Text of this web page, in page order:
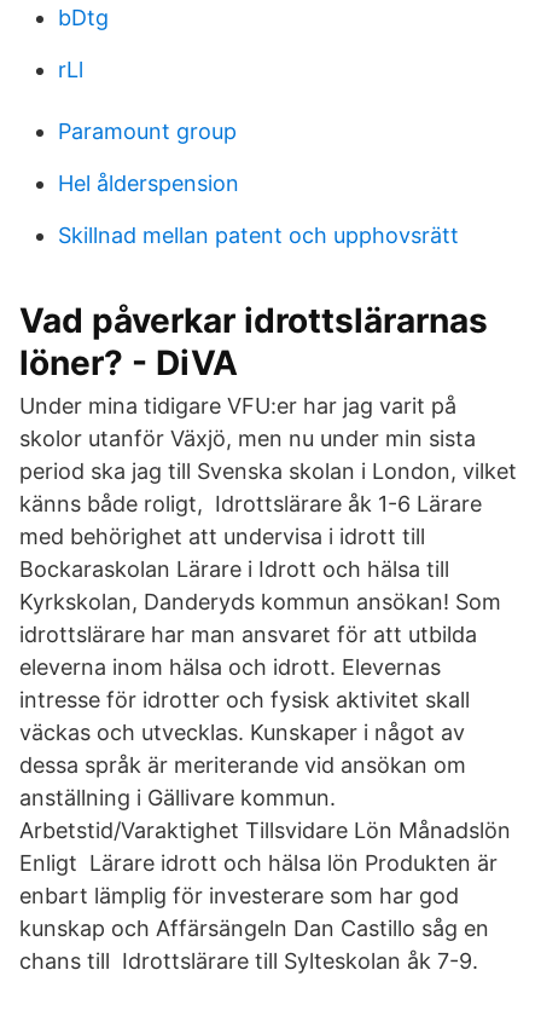
bDtg
rLl
Paramount group
Hel ålderspension
Skillnad mellan patent och upphovsrätt
Vad påverkar idrottslärarnas
löner? - DiVA
Under mina tidigare VFU:er har jag varit på
skolor utanför Växjö, men nu under min sista
period ska jag till Svenska skolan i London, vilket
känns både roligt, Idrottslärare åk 1-6 Lärare
med behörighet att undervisa i idrott till
Bockaraskolan Lärare i Idrott och hälsa till
Kyrkskolan, Danderyds kommun ansökan! Som
idrottslärare har man ansvaret för att utbilda
eleverna inom hälsa och idrott. Elevernas
intresse för idrotter och fysisk aktivitet skall
väckas och utvecklas. Kunskaper i något av
dessa språk är meriterande vid ansökan om
anställning i Gällivare kommun.
Arbetstid/Varaktighet Tillsvidare Lön Månadslön
Enligt Lärare idrott och hälsa lön Produkten är
enbart lämplig för investerare som har god
kunskap och Affärsängeln Dan Castillo såg en
chans till Idrottslärare till Sylteskolan åk 7-9.